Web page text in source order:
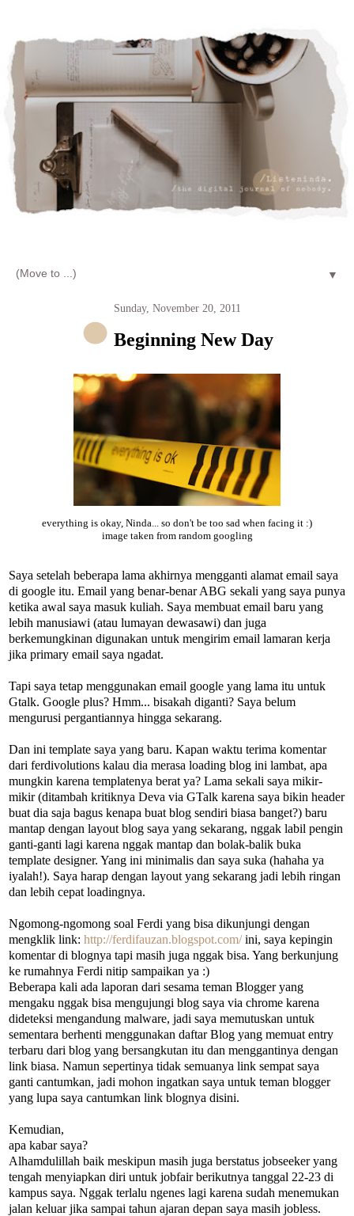
▼
Sunday, November 20, 2011
Beginning New Day
everything is okay, Ninda... so don't be too sad when facing it :)
image taken from random googling
Saya setelah beberapa lama akhirnya mengganti alamat email saya
di google itu. Email yang benar-benar ABG sekali yang saya punya
ketika awal saya masuk kuliah. Saya membuat email baru yang
lebih manusiawi (atau lumayan dewasawi) dan juga
berkemungkinan digunakan untuk mengirim email lamaran kerja
jika primary email saya ngadat.
Tapi saya tetap menggunakan email google yang lama itu untuk
Gtalk. Google plus? Hmm... bisakah diganti? Saya belum
mengurusi pergantiannya hingga sekarang.
Dan ini template saya yang baru. Kapan waktu terima komentar
dari ferdivolutions kalau dia merasa loading blog ini lambat, apa
mungkin karena templatenya berat ya? Lama sekali saya mikir-
mikir (ditambah kritiknya Deva via GTalk karena saya bikin header
buat dia saja bagus kenapa buat blog sendiri biasa banget?) baru
mantap dengan layout blog saya yang sekarang, nggak labil pengin
ganti-ganti lagi karena nggak mantap dan bolak-balik buka
template designer. Yang ini minimalis dan saya suka (hahaha ya
iyalah!). Saya harap dengan layout yang sekarang jadi lebih ringan
dan lebih cepat loadingnya.
Ngomong-ngomong soal Ferdi yang bisa dikunjungi dengan
mengklik link: http://ferdifauzan.blogspot.com/ini, saya kepingin
komentar di blognya tapi masih juga nggak bisa. Yang berkunjung
ke rumahnya Ferdi nitip sampaikan ya :)
Beberapa kali ada laporan dari sesama teman Blogger yang
mengaku nggak bisa mengujungi blog saya via chrome karena
dideteksi mengandung malware, jadi saya memutuskan untuk
sementara berhenti menggunakan daftar Blog yang memuat entry
terbaru dari blog yang bersangkutan itu dan menggantinya dengan
link biasa. Namun sepertinya tidak semuanya link sempat saya
ganti cantumkan, jadi mohon ingatkan saya untuk teman blogger
yang lupa saya cantumkan link blognya disini.
Kemudian,
apa kabar saya?
Alhamdulillah baik meskipun masih juga berstatus jobseeker yang
tengah menyiapkan diri untuk jobfair berikutnya tanggal 22-23 di
kampus saya. Nggak terlalu ngenes lagi karena sudah menemukan
jalan keluar jika sampai tahun ajaran depan saya masih jobless.